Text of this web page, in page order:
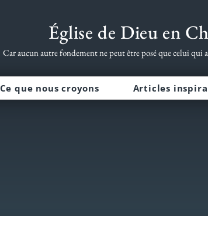
Église de Dieu en
Car aucun autre fondement ne peut être posé que celui qui
Ce que nous croyons Articles